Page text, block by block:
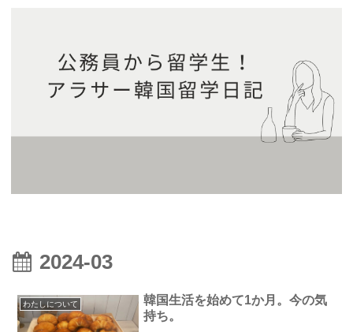
2024-03
わたしについて
韓国生活を始めて1か月。今の気
持ち。